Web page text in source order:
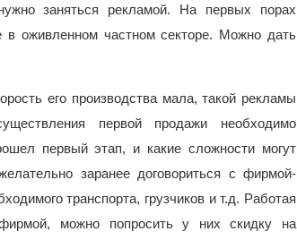
заняться рекламой. На первых порах
в оживленном частном секторе. Можно дать
его производства мала, такой рекламы
первой продажи необходимо
первый этап, и какие сложности могут
заранее договориться с фирмой-
транспорта, грузчиков и т.д. Работая
можно попросить у них скидку на